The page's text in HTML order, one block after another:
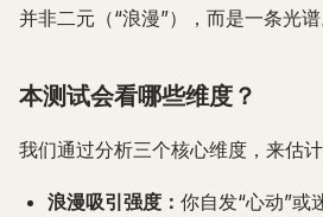
并非二元（“浪漫”），而是一条光谱
本测试会看哪些维度？
我们通过分析三个核心维度，来估
浪漫吸引强度： 你自发“心动”或